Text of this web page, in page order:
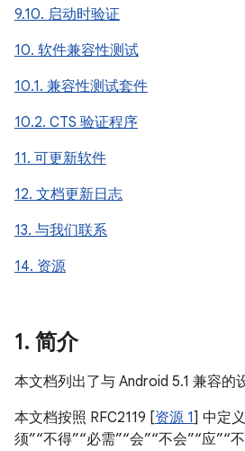
9.10. 启动时验证
10. 软件兼容性测试
10.1. 兼容性测试套件
10.2. CTS 验证程序
11. 可更新软件
12. 文档更新日志
13. 与我们联系
14. 资源
1. 简介
本文档列出了与 Android 5.1 兼容的
本文档按照 RFC2119 [资源 1] 中定
须”“不得”“必需”“会”“不会”“应”“